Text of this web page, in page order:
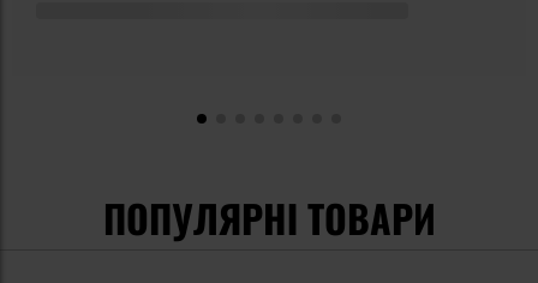
ПОПУЛЯРНІ ТОВАРИ